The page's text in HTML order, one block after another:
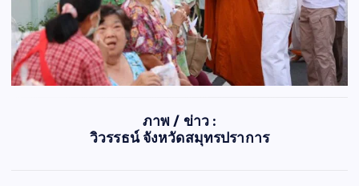
ภาพ / ข่าว :
วิวรรธน์ จังหวัดสมุทรปราการ